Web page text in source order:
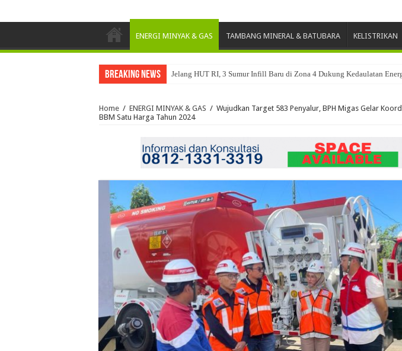
ENERGI MINYAK & GAS TAMBANG MINERAL & BATUBARA KELISTRIKAN
Breaking News Jelang HUT RI, 3 Sumur Infill Baru di Zona 4 Dukung Kedaulatan
Direktur Biomassa PLN EPI Raih Penghargaan Inagritech 2026 atas
Home / ENERGI MINYAK & GAS / Wujudkan Target 583 Penyalur, BPH Migas Gelar
BBM Satu Harga Tahun 2024